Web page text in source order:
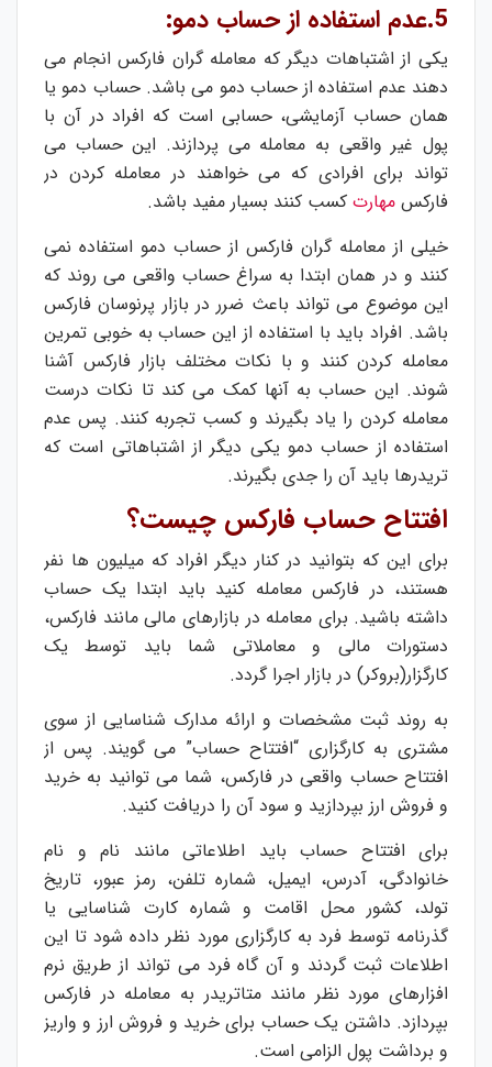
5.عدم استفاده از حساب دمو:
یکی از اشتباهات دیگر که معامله گران فارکس انجام می
دهند عدم استفاده از حساب دمو می باشد. حساب دمو یا
همان حساب آزمایشی، حسابی است که افراد در آن با
پول غیر واقعی به معامله می پردازند. این حساب می
تواند برای افرادی که می خواهند در معامله کردن در
فارکس مهارت کسب کنند بسیار مفید باشد.
خیلی از معامله گران فارکس از حساب دمو استفاده نمی
کنند و در همان ابتدا به سراغ حساب واقعی می روند که
این موضوع می تواند باعث ضرر در بازار پرنوسان فارکس
باشد. افراد باید با استفاده از این حساب به خوبی تمرین
معامله کردن کنند و با نکات مختلف بازار فارکس آشنا
شوند. این حساب به آنها کمک می کند تا نکات درست
معامله کردن را یاد بگیرند و کسب تجربه کنند. پس عدم
استفاده از حساب دمو یکی دیگر از اشتباهاتی است که
تریدرها باید آن را جدی بگیرند.
افتتاح حساب فارکس چیست؟
برای این که بتوانید در کنار دیگر افراد که میلیون ها نفر
هستند، در فارکس معامله کنید باید ابتدا یک حساب
داشته باشید. برای معامله در بازارهای مالی مانند فارکس،
دستورات مالی و معاملاتی شما باید توسط یک
کارگزار(بروکر) در بازار اجرا گردد.
به روند ثبت مشخصات و ارائه مدارک شناسایی از سوی
مشتری به کارگزاری “افتتاح حساب” می گویند. پس از
افتتاح حساب واقعی در فارکس، شما می توانید به خرید
و فروش ارز بپردازید و سود آن را دریافت کنید.
برای افتتاح حساب باید اطلاعاتی مانند نام و نام
خانوادگی، آدرس، ایمیل، شماره تلفن، رمز عبور، تاریخ
تولد، کشور محل اقامت و شماره کارت شناسایی یا
گذرنامه توسط فرد به کارگزاری مورد نظر داده شود تا این
اطلاعات ثبت گردند و آن گاه فرد می تواند از طریق نرم
افزارهای مورد نظر مانند متاتریدر به معامله در فارکس
بپردازد. داشتن یک حساب برای خرید و فروش ارز و واریز
و برداشت پول الزامی است.